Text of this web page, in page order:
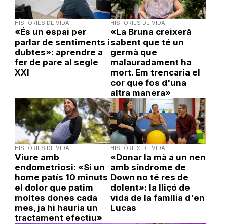
HISTÒRIES DE VIDA
«És un espai per
parlar de sentiments i
dubtes»: aprendre a
fer de pare al segle
XXI
HISTÒRIES DE VIDA
«La Bruna creixerà
sabent que té un
germà que
malauradament ha
mort. Em trencaria el
cor que fos d'una
altra manera»
HISTÒRIES DE VIDA
Viure amb
endometriosi: «Si un
home patís 10 minuts
el dolor que patim
moltes dones cada
mes, ja hi hauria un
tractament efectiu»
HISTÒRIES DE VIDA
«Donar la mà a un nen
amb síndrome de
Down no té res de
dolent»: la lliçó de
vida de la família d'en
Lucas